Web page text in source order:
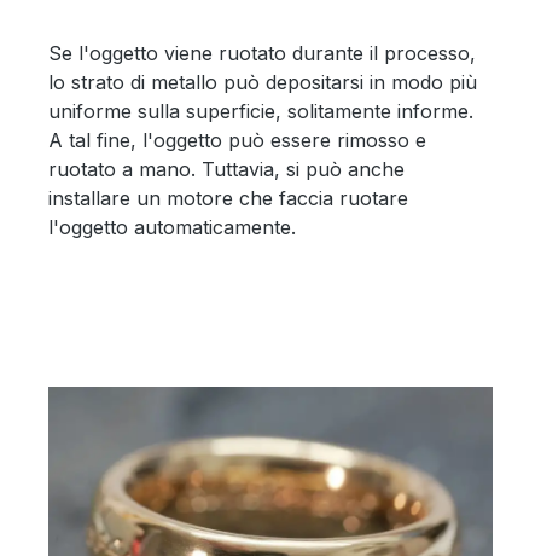
Se l'oggetto viene ruotato durante il processo,
lo strato di metallo può depositarsi in modo più
uniforme sulla superficie, solitamente informe.
A tal fine, l'oggetto può essere rimosso e
ruotato a mano. Tuttavia, si può anche
installare un motore che faccia ruotare
l'oggetto automaticamente.